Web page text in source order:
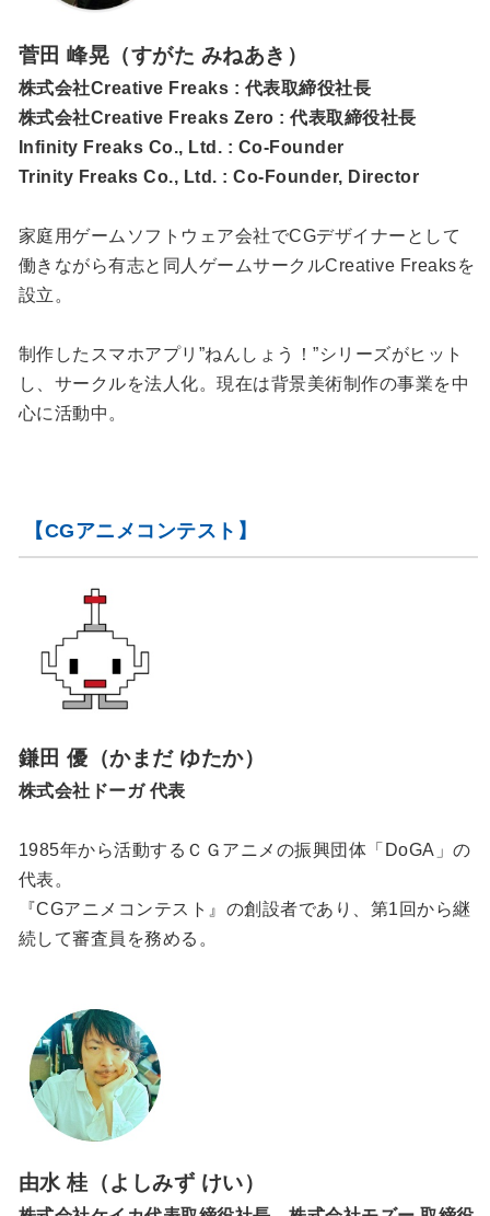
菅田 峰晃（すがた みねあき）
株式会社Creative Freaks : 代表取締役社長
株式会社Creative Freaks Zero : 代表取締役社長
Infinity Freaks Co., Ltd. : Co-Founder
Trinity Freaks Co., Ltd. : Co-Founder, Director
家庭用ゲームソフトウェア会社でCGデザイナーとして
働きながら有志と同人ゲームサークルCreative Freaksを
設立。
制作したスマホアプリ”ねんしょう！”シリーズがヒット
し、サークルを法人化。現在は背景美術制作の事業を中
心に活動中。
【CGアニメコンテスト】
鎌田 優（かまだ ゆたか）
株式会社ドーガ 代表
1985年から活動するＣＧアニメの振興団体「DoGA」の
代表。
『CGアニメコンテスト』の創設者であり、第1回から継
続して審査員を務める。
由水 桂（よしみず けい）